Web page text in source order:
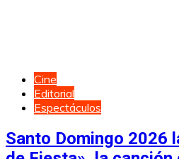
Cine
Editorial
Espectáculos
Santo Domingo 2026